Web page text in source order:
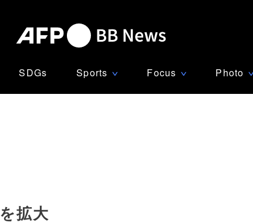
SDGs Sports ∨ Focus ∨ Photo ∨
拡大